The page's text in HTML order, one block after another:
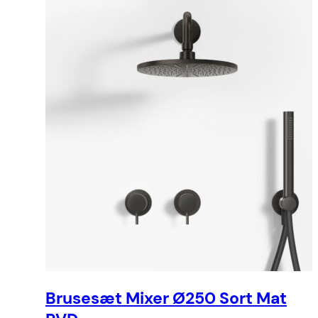
Brusesæt Mixer Ø250 Sort Mat